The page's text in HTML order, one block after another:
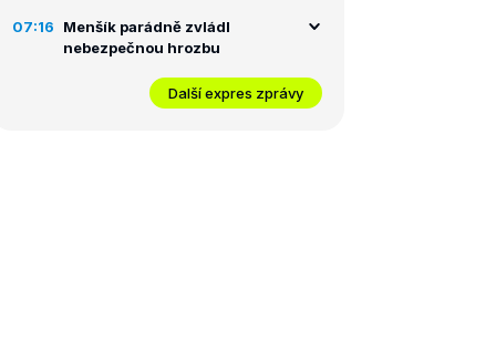
07:16
Menšík parádně zvládl
nebezpečnou hrozbu
Další expres zprávy